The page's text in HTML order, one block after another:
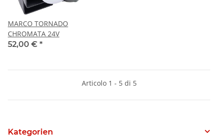
MARCO TORNADO
CHROMATA 24V
52,00 € *
Articolo 1 - 5 di 5
Kategorien